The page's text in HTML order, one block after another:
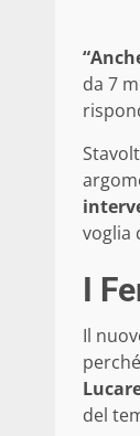
da 7
voglia
I
Il
del